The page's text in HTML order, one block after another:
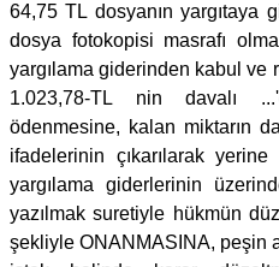
64,75 TL dosyanın yargıtaya
dosya fotokopisi masrafı
yargılama giderinden kabul ve
1.023,78-TL nin davalı
ödenmesine, kalan miktarın
ifadelerinin çıkarılarak
yargılama giderlerinin
yazılmak suretiyle hükmün
şekliyle ONANMASINA, peşin